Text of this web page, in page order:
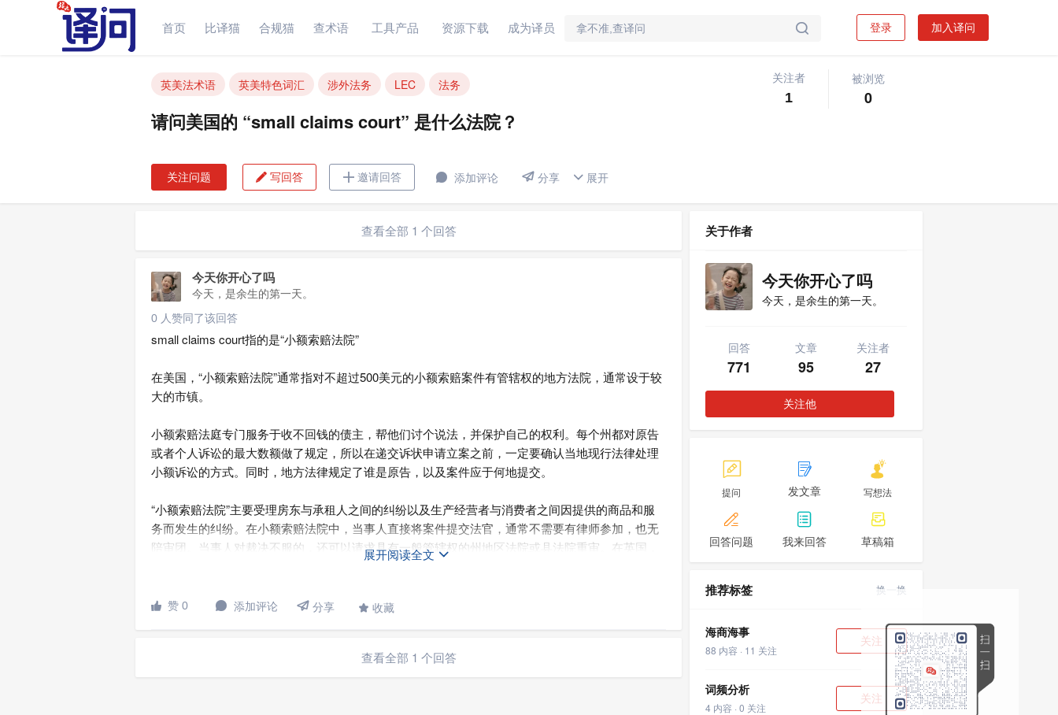
首页 比译猫 合规猫 查术语 工具产品 资源下载 成为译员  登录 加入译问
请问美国的 “small claims court” 是什么法院？ 
英美法术语 英美特色词汇 涉外法务 LEC 法务
请问美国的 “small claims court” 是什么法院？
关注者
1
被浏览
0
关注问题  写回答  邀请回答  添加评论  分享  展开
查看全部 1 个回答
今天你开心了吗
今天，是余生的第一天。
0 人赞同了该回答
small claims court指的是“小额索赔法院”
在美国，“小额索赔法院”通常指对不超过500美元的小额索赔案件有管辖权的地方法院，通常设于较
大的市镇。
小额索赔法庭专门服务于收不回钱的债主，帮他们讨个说法，并保护自己的权利。每个州都对原告
或者个人诉讼的最大数额做了规定，所以在递交诉状申请立案之前，一定要确认当地现行法律处理
小额诉讼的方式。同时，地方法律规定了谁是原告，以及案件应于何地提交。
“小额索赔法院”主要受理房东与承租人之间的纠纷以及生产经营者与消费者之间因提供的商品和服
务而发生的纠纷。在小额索赔法院中，当事人直接将案件提交法官，通常不需要有律师参加，也无
陪审团。当事人对裁决不服的，还可以请求具有一般管辖权的州地区法院或县法院重审。在英国，
小额索赔法院为迅速审理小额的索赔请求且收费较低的非正式法院。
展开阅读全文 
 赞 0  添加评论  分享  收藏
查看全部 1 个回答
关于作者
今天你开心了吗
今天，是余生的第一天。
回答
771
文章
95
关注者
27
关注他

提问

发文章

写想法

回答问题

我来回答

草稿箱
推荐标签 换一换
海商海事
88 内容 · 11 关注
关注
词频分析
4 内容 · 0 关注
关注